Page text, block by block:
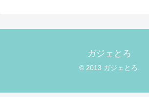
ガジェとろ
© 2013 ガジェとろ.